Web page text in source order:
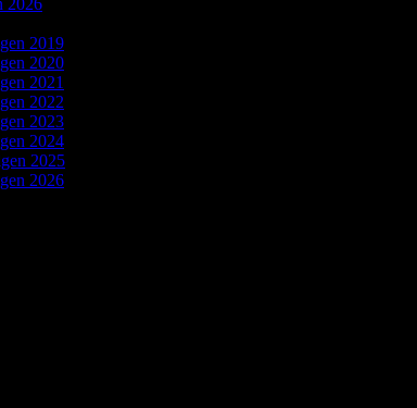
2026
2019
2020
2021
2022
2023
2024
2025
2026